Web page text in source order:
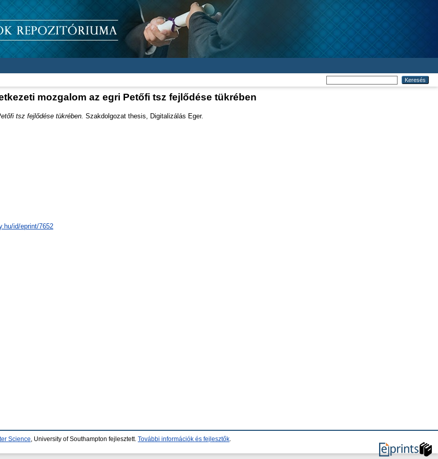
mozgalom az egri Petőfi tsz fejlődése tükrében
tsz fejlődése tükrében. Szakdolgozat thesis, Digitalizálás Eger.
id/eprint/7652
Science , University of Southampton fejlesztett. További információk és fejlesztők